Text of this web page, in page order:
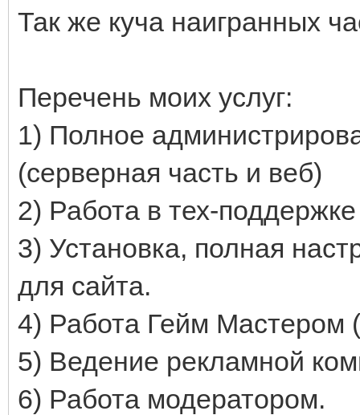
Так же куча наигранных
Перечень моих услуг:
1) Полное
(серверная часть и веб)
2) Работа в тех-
3) Установка, полная
для сайта.
4) Работа Гейм Мастером
5) Ведение рекламной
6) Работа модератором.